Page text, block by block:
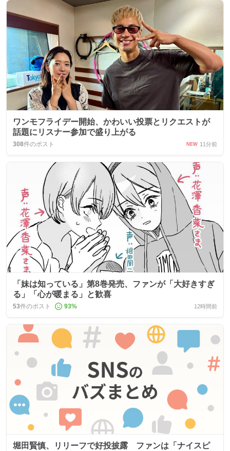
ワンモフライデー開始、かわいい投票とリクエストが
話題にリスナー参加で盛り上がる
308件のポスト NEW 11分前
「妹は知っている」第8巻発売、ファンが「大好きすぎ
る」「心が暖まる」と歓喜
53件のポスト 93% 12時間前
堀田賢慎、リリーフで好投披露 ファンは「ナイスピ